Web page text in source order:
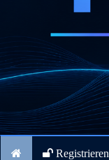
Registrieren